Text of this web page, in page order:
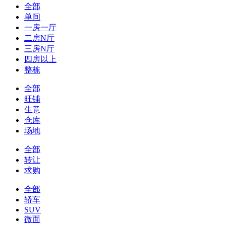
全部
单间
一房一厅
二房N厅
三房N厅
四房以上
整栋
全部
旺铺
生意
仓库
场地
全部
转让
求购
全部
轿车
SUV
微面